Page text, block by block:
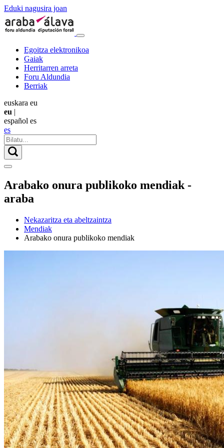
Eduki nagusira joan
Egoitza elektronikoa
Gaiak
Herritarren arreta
Foru Aldundia
Berriak
euskara eu
eu |
español es
es
Arabako onura publikoko mendiak -
araba
Nekazaritza eta abeltzaintza
Mendiak
Arabako onura publikoko mendiak